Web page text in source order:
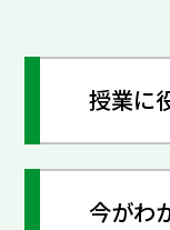
授業に
今がわ